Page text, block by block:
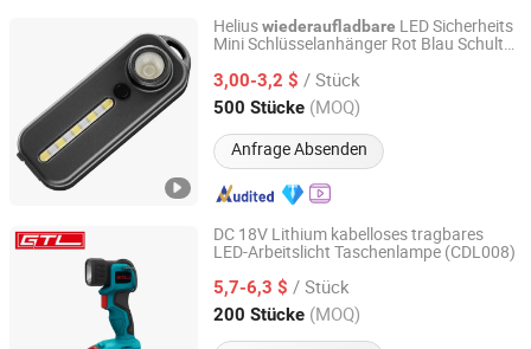
Heliuswiederaufladbare LED Sicherheits
Mini Schlüsselanhänger Rot Blau Schulter
3,00-3,2 $ / Stück
500 Stücke (MOQ)
Anfrage Absenden
Shenzhen Tuliang Technology Co., Ltd.
Guangdong, China Seit 2023
DC 18V Lithium kabelloses tragbares
LED-Arbeitslicht Taschenlampe (CDL008)
5,7-6,3 $ / Stück
200 Stücke (MOQ)
CHINA GTL TOOLS LIMITED
Zhejiang, China Seit 2019